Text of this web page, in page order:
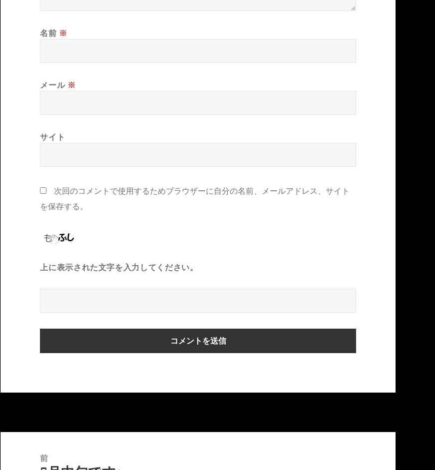
名前 ※
メール ※
サイト
次回のコメントで使用するためブラウザーに自分の名前、メールアドレス、サイト
を保存する。
上に表示された文字を入力してください。
前